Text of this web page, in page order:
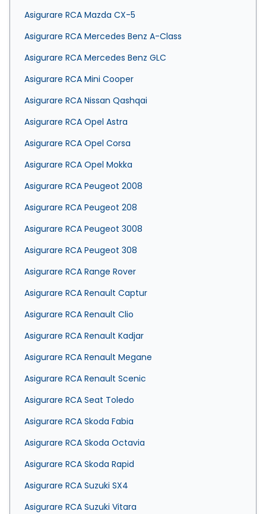
Asigurare RCA Mazda CX-5
Asigurare RCA Mercedes Benz A-Class
Asigurare RCA Mercedes Benz GLC
Asigurare RCA Mini Cooper
Asigurare RCA Nissan Qashqai
Asigurare RCA Opel Astra
Asigurare RCA Opel Corsa
Asigurare RCA Opel Mokka
Asigurare RCA Peugeot 2008
Asigurare RCA Peugeot 208
Asigurare RCA Peugeot 3008
Asigurare RCA Peugeot 308
Asigurare RCA Range Rover
Asigurare RCA Renault Captur
Asigurare RCA Renault Clio
Asigurare RCA Renault Kadjar
Asigurare RCA Renault Megane
Asigurare RCA Renault Scenic
Asigurare RCA Seat Toledo
Asigurare RCA Skoda Fabia
Asigurare RCA Skoda Octavia
Asigurare RCA Skoda Rapid
Asigurare RCA Suzuki SX4
Asigurare RCA Suzuki Vitara